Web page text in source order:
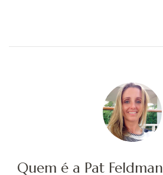
Quem é a Pat Feldman